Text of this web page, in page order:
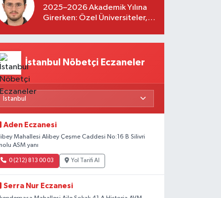
2025–2026 Akademik Yılına
Girerken: Özel Üniversiteler,
İstanbul Nöbetçi Eczaneler
Aden Eczanesi
Mahallesi Alibey Çeşme Caddesi No:16 B Silivri
ASM yanı
0 (212) 813 00 03 Yol Tarifi Al
Serra Nur Eczanesi